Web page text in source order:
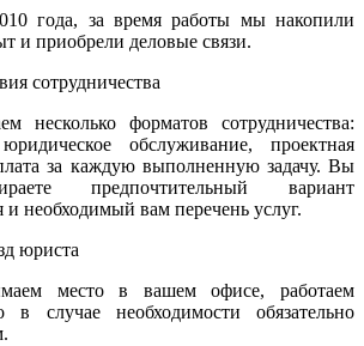
года, за время работы мы накопили
и приобрели деловые связи.
сотрудничества
несколько форматов сотрудничества:
обслуживание, проектная
за каждую выполненную задачу. Вы
предпочтительный вариант
необходимый вам перечень услуг.
юриста
место в вашем офисе, работаем
в случае необходимости обязательно